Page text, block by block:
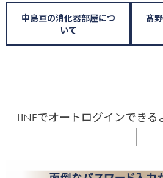
中島亘の消化器部屋につ
いて
髙
LINEでオートログインできる